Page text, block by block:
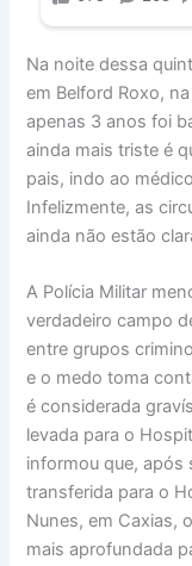
Na noite dessa
em Belford Roxo,
apenas 3 anos foi
ainda mais triste é
pais, indo ao
Infelizmente, as
ainda não estão
A Polícia Militar
verdadeiro campo
entre grupos
e o medo toma
é considerada
levada para o
informou que, após
transferida para o
Nunes, em Caxias,
mais aprofundada